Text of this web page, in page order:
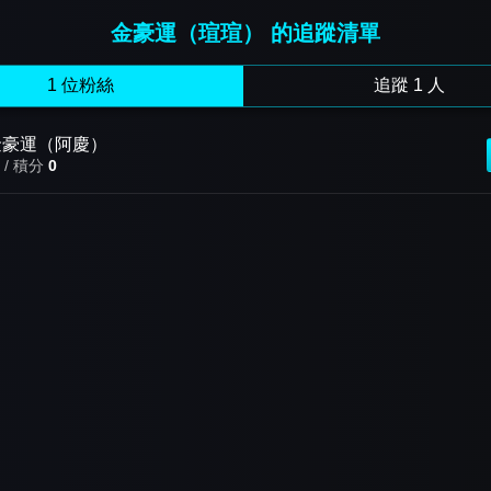
金豪運（瑄瑄） 的追蹤清單
1 位粉絲 追蹤 1 人
運（阿慶）
/ 積分 0